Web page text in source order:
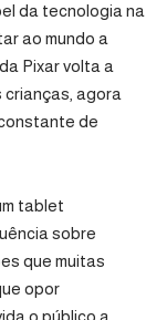
da tecnologia na
ao mundo a
Pixar volta a
crianças, agora
de
tablet
sobre
que muitas
opor
o público a